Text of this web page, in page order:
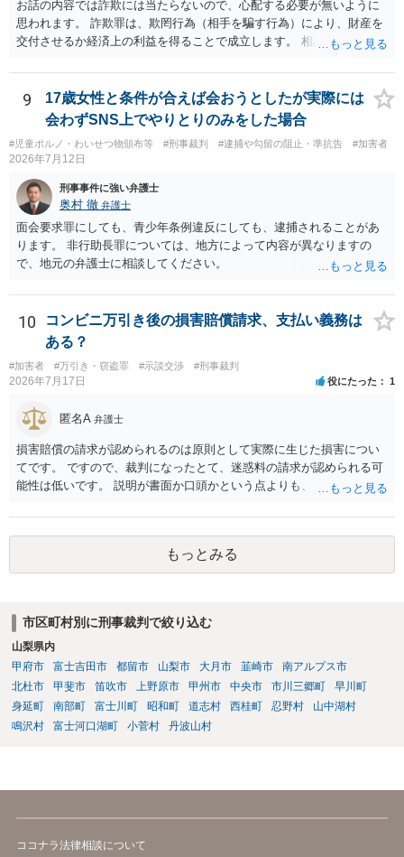
お話の内容では詐欺には当たらないので、心配する必要が無いように
思われます。 詐欺罪は、欺罔行為（相手を騙す行為）により、財産を
交付させるか経済上の利益を得ることで成立します。 相談者さんは、
ので、詐欺罪の実行行為性が無く罪に問うことはできません。 おそら
く、相手が真実を話せば警察も取り合わないと思いますが、虚偽の内
容を述べた場合は、捜査はあるかもしれません。 ただし、捜査におい
て、真実を説明すれば、「ちゃんと返しなさいよ」程度の注意で済む
ことだと思われます。 また、返せるお金が無いのであれば、返せない
のは致し方ありません。真摯に分割して支払うことを相手に告げてい
くのみでしょう。 以上、ご参考まで。
9
17歳女性と条件が合えば会おうとしたが実際には
会わずSNS上でやりとりのみをした場合
#児童ポルノ・わいせつ物頒布等 #刑事裁判 #逮捕や勾留の阻止・準抗告 #加害者
2026年7月12日
刑事事件に強い弁護士
奥村 徹 弁護士
面会要求罪にしても、青少年条例違反にしても、逮捕されることがあ
ります。 非行助長罪については、地方によって内容が異なりますの
で、地元の弁護士に相談してください。
10
コンビニ万引き後の損害賠償請求、支払い義務は
ある？
#加害者 #万引き・窃盗罪 #示談交渉 #刑事裁判
2026年7月17日 役にたった 1
匿名A 弁護士
損害賠償の請求が認められるのは原則として実際に生じた損害につい
てです。 ですので、裁判になったとて、迷惑料の請求が認められる可
能性は低いです。 説明が書面か口頭かという点よりも、金銭を支払う
も書面を作らなかった場合、支払ったとしても、受け取っていないと
言われてしまうことや追加で支払いを求められることがあります。
もっとみる
市区町村別に刑事裁判で絞り込む
山梨県内
甲府市
富士吉田市 都留市 山梨市 大月市 韮崎市
南アルプス市
北杜市
甲斐市 笛吹市 上野原市 甲州市 中央市 市川三郷町
早川町
身延町
南部町 富士川町 昭和町 道志村 西桂町 忍野村
山中湖村
鳴沢村
富士河口湖町 小菅村 丹波山村
ココナラ法律相談について